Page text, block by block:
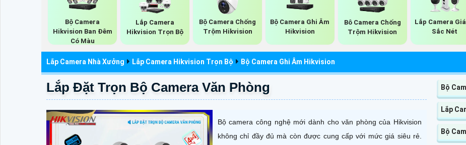
Bộ Camera
Hikvision Ban Đêm
Có Màu
Lắp Camera
Hikvision Trọn Bộ
Bộ Camera Chống
Trộm Hikvision
Bộ Camera Ghi Âm
Hikvision
Bô Camera Chống
Trộm Hikvision
Lắp Camera Giá
Sắc Nét
Lắp Camera Nhà Xưởng Lắp Camera Hikvision Trọn Bộ Bộ Camera Ghi Âm Hikvision
Lắp Đặt Trọn Bộ Camera Văn Phòng
Bộ camera công nghệ mới dành cho văn phòng của Hikvision
không chỉ đầy đủ mà còn được cung cấp với mức giá siêu rẻ.
Bộ
Lắp
Bộ